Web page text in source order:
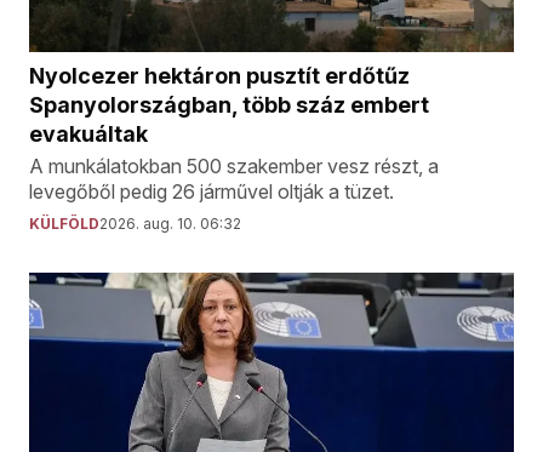
Nyolcezer hektáron pusztít erdőtűz
Spanyolországban, több száz embert
evakuáltak
A munkálatokban 500 szakember vesz részt, a
levegőből pedig 26 járművel oltják a tüzet.
KÜLFÖLD2026. aug. 10. 06:32